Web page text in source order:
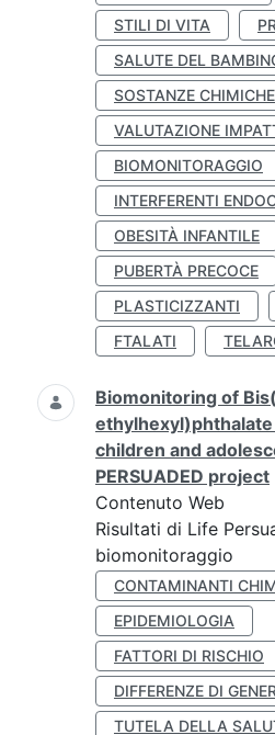
STILI DI VITA
SALUTE DEL
SOSTANZE CHIMICHE
VALUTAZIONE
BIOMONITORAGGIO
INTERFERENTI
OBESITÀ INFANTILE
PUBERTÀ PRECOCE
PLASTICIZZANTI
FTALATI
Biomonitoring of
ethylhexyl)phthalate
children and
PERSUADED project
Contenuto Web
Risultati di Life
biomonitoraggio
CONTAMINANTI
EPIDEMIOLOGIA
FATTORI DI RISCHIO
DIFFERENZE DI
TUTELA DELLA